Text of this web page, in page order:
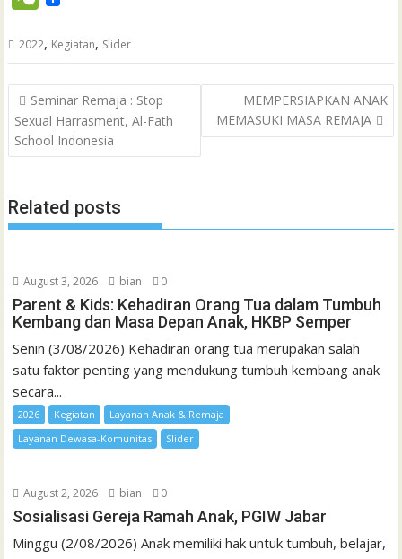
e
b
o
o
k
t
t
e
r
t
s
A
p
p
l
l
o
M
a
t
a
g
e
e
d
I
e
r
e
C
a
t
2022, Kegiatan, Slider
Post
navigation
Seminar Remaja : Stop
Sexual Harrasment, Al-Fath
School Indonesia
MEMPERSIAPKAN ANAK
MEMASUKI MASA REMAJA
Related posts
August 3, 2026 bian 0
Parent & Kids: Kehadiran Orang Tua dalam Tumbuh
Kembang dan Masa Depan Anak, HKBP Semper
Senin (3/08/2026) Kehadiran orang tua merupakan salah
satu faktor penting yang mendukung tumbuh kembang anak
secara...
2026 Kegiatan
Layanan Anak & Remaja
Layanan Dewasa-Komunitas
Slider
August 2, 2026 bian 0
Sosialisasi Gereja Ramah Anak, PGIW Jabar
Minggu (2/08/2026) Anak memiliki hak untuk tumbuh, belajar,